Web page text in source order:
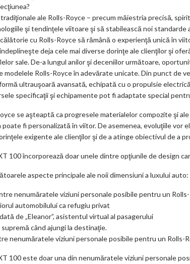
ale Rolls-Royce – precum măiestria precisă,
şi tendinţele viitoare şi să stabilească noi standarde
cu Rolls-Royce să rămână o experienţă unică în
deja cele mai diverse dorinţe ale clienţilor şi
sale. De-a lungul anilor şi deceniilor următoare,
modelele Rolls-Royce în adevărate unicate. Din punct de
ultrauşoară avansată, echipată cu o propulsie
specificaţii şi echipamente pot fi adaptate special
se aşteaptă ca progresele materialelor compozite şi
poate fi personalizată în viitor. De asemenea, evoluţiile vor
exigente ale clienţilor şi de a atinge obiectivul de a
100 încorporează doar unele dintre opţiunile de design
aspecte principale ale noii dimensiuni a luxului auto:
nenumăratele viziuni personale posibile pentru un
automobilului ca refugiu privat
de „Eleanor”, asistentul virtual al pasagerului
supremă când ajungi la destinaţie.
nenumăratele viziuni personale posibile pentru un Rolls-
100 este doar una din nenumăratele viziuni personale